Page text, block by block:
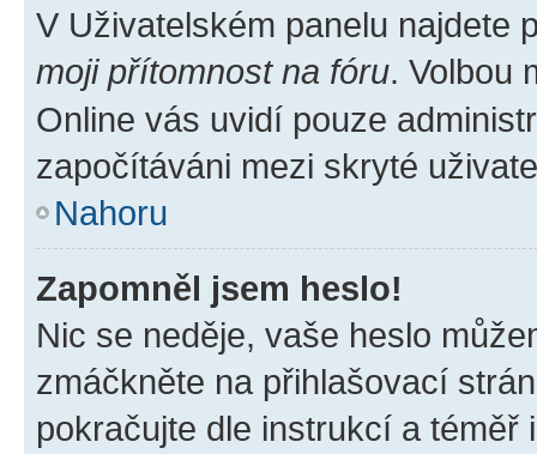
V Uživatelském panelu najdete
moji přítomnost na fóru. Volbou
Online vás uvidí pouze
započítáváni mezi skryté
Nahoru
Zapomněl jsem heslo!
Nic se neděje, vaše heslo
zmáčkněte na přihlašovací
pokračujte dle instrukcí a téměř